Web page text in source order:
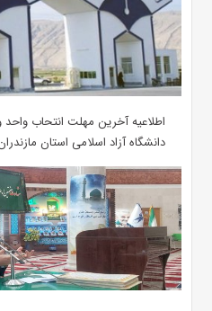
اطلاعیه آخرین مهلت انتحاب
دانشگاه آزاد اسلامی استان